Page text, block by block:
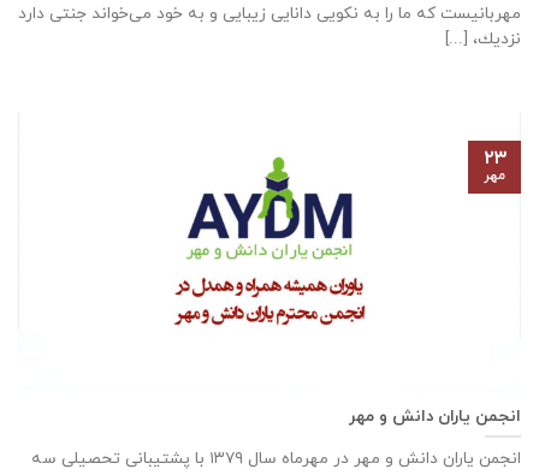
مهربانيست كه ما را به نكويی دانايی زيبايی و به خود می‌خواند جنتی دارد
نزديك، [...]
انجمن یاران دانش و مهر
انجمن یاران دانش و مهر در مهرماه سال ۱۳۷۹ با پشتیبانی تحصیلی سه
۲۳
مهر